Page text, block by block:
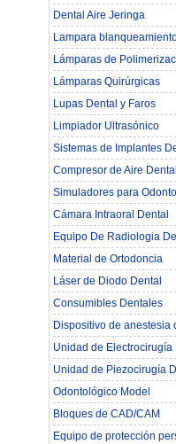
Dental Aire Jeringa
Lampara
dental
Lámparas de
Lámparas Quirúrgicas
Lupas Dental y Faros
Limpiador Ultrasónico
Sistemas de Implantes
Compresor de Aire Dental
Simuladores para
Cámara Intraoral Dental
Equipo De Radiologia
Material de Ortodoncia
Láser de Diodo Dental
Consumibles Dentales
Dispositivo de anestesia
Unidad de Electrocirugía
Unidad de Piezocirugía
Odontológico Model
Bloques de CAD/CAM
Equipo de protección